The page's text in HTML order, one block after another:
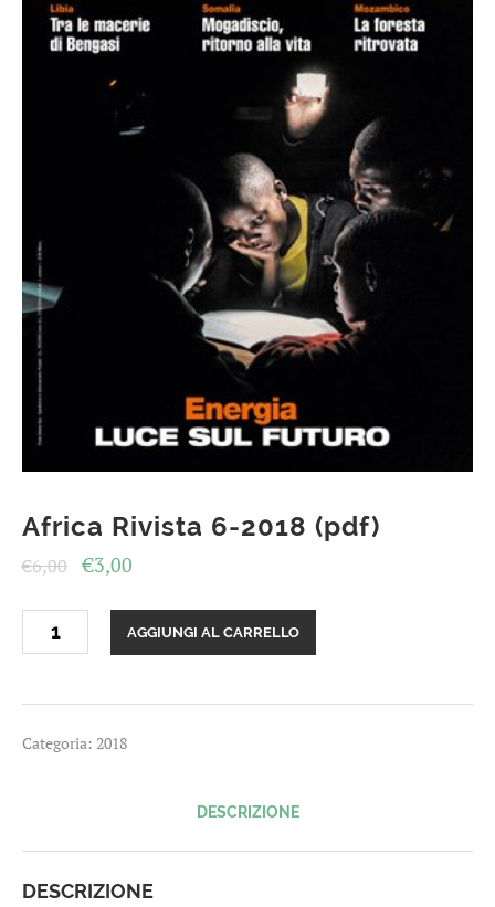
Africa Rivista 6-2018 (pdf)
€6,00 Il
originale
era:
€3,00
attuale
è:
Rivista
6-
(pdf)
AGGIUNGI AL CARRELLO
Categoria: 2018
DESCRIZIONE
DESCRIZIONE